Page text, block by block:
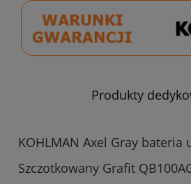
Produkty
KOHLMAN Axel Gray bateria
Szczotkowany Grafit